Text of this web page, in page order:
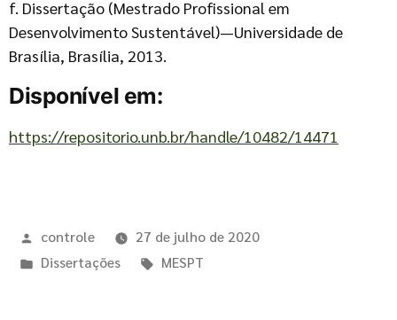
f. Dissertação (Mestrado Profissional em
Desenvolvimento Sustentável)—Universidade de
Brasília, Brasília, 2013.
Disponível em:
https://repositorio.unb.br/handle/10482/14471
controle
27 de julho de 2020
Dissertações
MESPT